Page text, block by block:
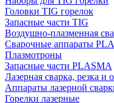
Головки TIG горелок
Запасные части TIG
Воздушно-плазменная
Сварочные аппараты
Плазмотроны
Запасные части PLASMA
Лазерная сварка, резка и
Аппараты лазерной
Горелки лазерные